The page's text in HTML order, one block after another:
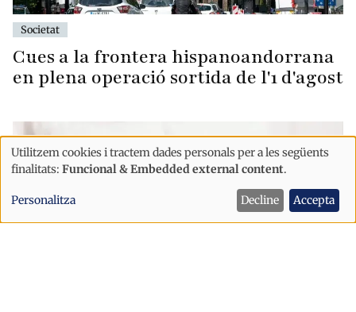
Societat
Cues a la frontera hispanoandorrana
en plena operació sortida de l'1 d'agost
Ús
de
dades
Utilitzem cookies i tractem dades personals per a les següents
finalitats: Funcional & Embedded external content.
Personalitza Decline Accepta